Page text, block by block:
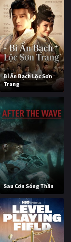
Bí Ẩn Bạch Lộc Sơn
Trang
Sau Cơn Sóng Thần